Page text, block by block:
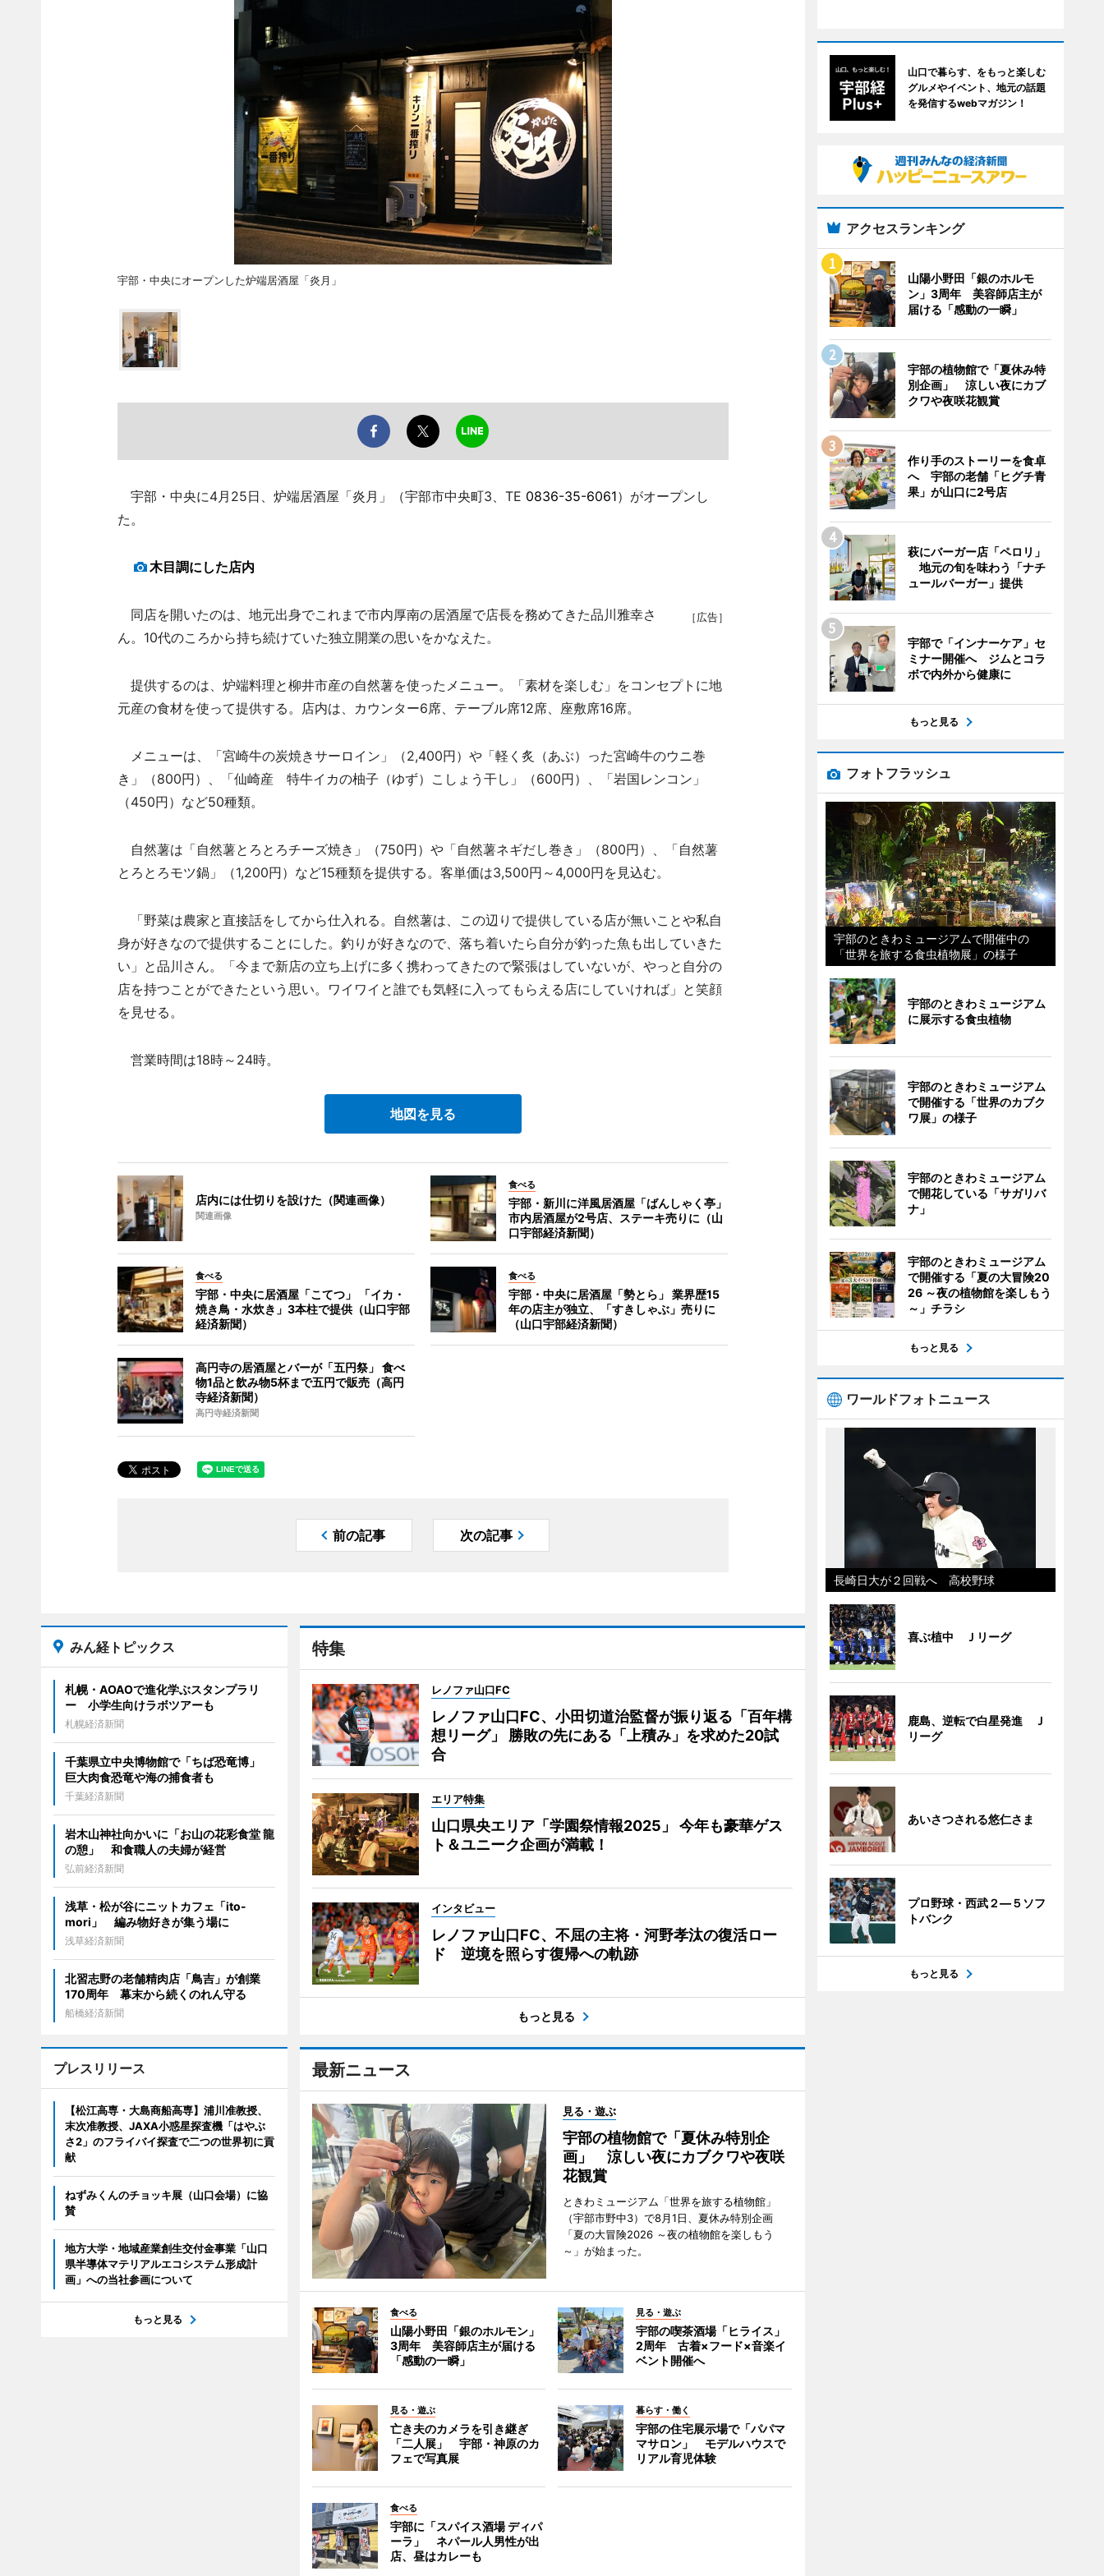
宇部・中央にオープンした炉端居酒屋「炎月」
宇部・中央に4月25日、炉端居酒屋「炎月」（宇部市中央町3、TE 0836-35-6061）がオープンし
た。
木目調にした店内
［広告］
同店を開いたのは、地元出身でこれまで市内厚南の居酒屋で店長を務めてきた品川雅幸さ
ん。10代のころから持ち続けていた独立開業の思いをかなえた。
提供するのは、炉端料理と柳井市産の自然薯を使ったメニュー。「素材を楽しむ」をコンセプトに地
元産の食材を使って提供する。店内は、カウンター6席、テーブル席12席、座敷席16席。
メニューは、「宮崎牛の炭焼きサーロイン」（2,400円）や「軽く炙（あぶ）った宮崎牛のウニ巻
き」（800円）、「仙崎産 特牛イカの柚子（ゆず）こしょう干し」（600円）、「岩国レンコン」
（450円）など50種類。
自然薯は「自然薯とろとろチーズ焼き」（750円）や「自然薯ネギだし巻き」（800円）、「自然薯
とろとろモツ鍋」（1,200円）など15種類を提供する。客単価は3,500円～4,000円を見込む。
「野菜は農家と直接話をしてから仕入れる。自然薯は、この辺りで提供している店が無いことや私自
身が好きなので提供することにした。釣りが好きなので、落ち着いたら自分が釣った魚も出していきた
い」と品川さん。「今まで新店の立ち上げに多く携わってきたので緊張はしていないが、やっと自分の
店を持つことができたという思い。ワイワイと誰でも気軽に入ってもらえる店にしていければ」と笑顔
を見せる。
営業時間は18時～24時。
地図を見る
店内には仕切りを設けた（関連画像）
関連画像
食べる
宇部・新川に洋風居酒屋「ばんしゃく亭」
市内居酒屋が2号店、ステーキ売りに（山
口宇部経済新聞）
食べる
宇部・中央に居酒屋「こてつ」 「イカ・
焼き鳥・水炊き」3本柱で提供（山口宇部
経済新聞）
食べる
宇部・中央に居酒屋「勢とら」 業界歴15
年の店主が独立、「すきしゃぶ」売りに
（山口宇部経済新聞）
高円寺の居酒屋とバーが「五円祭」 食べ
物1品と飲み物5杯まで五円で販売（高円
寺経済新聞）
高円寺経済新聞
前の記事 次の記事
特集
レノファ山口FC
レノファ山口FC、小田切道治監督が振り返る「百年構
想リーグ」 勝敗の先にある「上積み」を求めた20試
合
エリア特集
山口県央エリア「学園祭情報2025」 今年も豪華ゲス
ト＆ユニーク企画が満載！
インタビュー
レノファ山口FC、不屈の主将・河野孝汰の復活ロー
ド 逆境を照らす復帰への軌跡
もっと見る
最新ニュース
見る・遊ぶ
宇部の植物館で「夏休み特別企
画」 涼しい夜にカブクワや夜咲
花観賞
ときわミュージアム「世界を旅する植物館」
（宇部市野中3）で8月1日、夏休み特別企画
「夏の大冒険2026 ～夜の植物館を楽しもう
～」が始まった。
食べる
山陽小野田「銀のホルモン」
3周年 美容師店主が届ける
「感動の一瞬」
見る・遊ぶ
宇部の喫茶酒場「ヒライス」
2周年 古着×フード×音楽イ
ベント開催へ
見る・遊ぶ
亡き夫のカメラを引き継ぎ
「二人展」 宇部・神原のカ
フェで写真展
暮らす・働く
宇部の住宅展示場で「パパマ
マサロン」 モデルハウスで
リアル育児体験
食べる
宇部に「スパイス酒場 ディパ
ーラ」 ネパール人男性が出
店、昼はカレーも
みん経トピックス
札幌・AOAOで進化学ぶスタンプラリ
ー 小学生向けラボツアーも
札幌経済新聞
千葉県立中央博物館で「ちば恐竜博」
巨大肉食恐竜や海の捕食者も
千葉経済新聞
岩木山神社向かいに「お山の花彩食堂 龍
の憩」 和食職人の夫婦が経営
弘前経済新聞
浅草・松が谷にニットカフェ「ito-
mori」 編み物好きが集う場に
浅草経済新聞
北習志野の老舗精肉店「鳥吉」が創業
170周年 幕末から続くのれん守る
船橋経済新聞
プレスリリース
【松江高専・大島商船高専】浦川准教授、
末次准教授、JAXA小惑星探査機「はやぶ
さ2」のフライバイ探査で二つの世界初に貢
献
ねずみくんのチョッキ展（山口会場）に協
賛
地方大学・地域産業創生交付金事業「山口
県半導体マテリアルエコシステム形成計
画」への当社参画について
もっと見る
山口で暮らす、をもっと楽しむ
グルメやイベント、地元の話題
を発信するwebマガジン！
アクセスランキング
山陽小野田「銀のホルモ
ン」3周年 美容師店主が
届ける「感動の一瞬」
宇部の植物館で「夏休み特
別企画」 涼しい夜にカブ
クワや夜咲花観賞
作り手のストーリーを食卓
へ 宇部の老舗「ヒグチ青
果」が山口に2号店
萩にバーガー店「ペロリ」
地元の旬を味わう「ナチ
ュールバーガー」提供
宇部で「インナーケア」セ
ミナー開催へ ジムとコラ
ボで内外から健康に
もっと見る
フォトフラッシュ
宇部のときわミュージアムで開催中の
「世界を旅する食虫植物展」の様子
宇部のときわミュージアム
に展示する食虫植物
宇部のときわミュージアム
で開催する「世界のカブク
ワ展」の様子
宇部のときわミュージアム
で開花している「サガリバ
ナ」
宇部のときわミュージアム
で開催する「夏の大冒険20
26 ～夜の植物館を楽しもう
～」チラシ
もっと見る
ワールドフォトニュース
長崎日大が２回戦へ 高校野球
喜ぶ植中 Ｊリーグ
鹿島、逆転で白星発進 Ｊ
リーグ
あいさつされる悠仁さま
プロ野球・西武２―５ソフ
トバンク
もっと見る